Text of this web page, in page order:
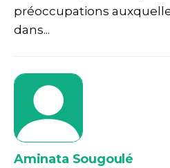
préoccupations
dans...
Aminata Sougoulé